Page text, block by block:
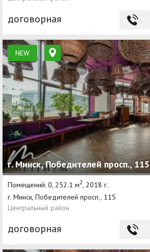
договорная
NEW
г. Минск, Победителей просп., 115
Помещений: 0, 252.1 м2, 2018 г.
г. Минск, Победителей просп., 115
Центральный район
договорная